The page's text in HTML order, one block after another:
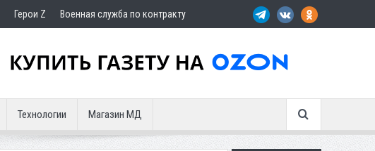
Герои Z Военная служба по контракту
Технологии Магазин МД